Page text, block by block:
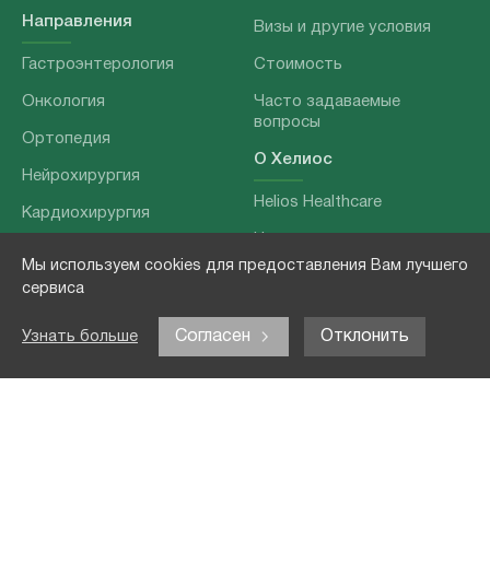
Мы используем cookies для предоставления Вам лучшего
сервиса
Узнать больше Согласен Отклонить
Направления
Гастроэнтерология
Онкология
Ортопедия
Нейрохирургия
Кардиохирургия
Хирургия позвоночника
Визы и другие условия
Стоимость
Часто задаваемые
вопросы
О Хелиос
Helios Healthcare
О нашей команде
Выходные данные